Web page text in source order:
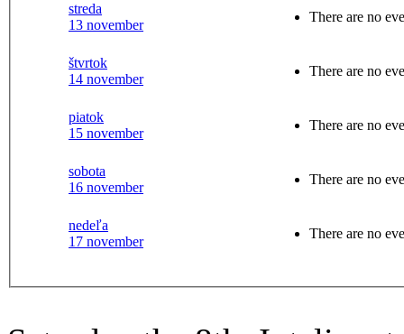
streda
13 november
There are no
štvrtok
14 november
There are no
piatok
15 november
There are no
sobota
16 november
There are no
nedeľa
17 november
There are no